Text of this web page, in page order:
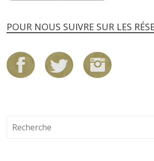
POUR NOUS SUIVRE SUR LES